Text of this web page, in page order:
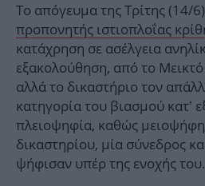
Το απόγευμα της Τρίτης (14/
προπονητής ιστιοπλοΐας
κατάχρηση σε ασέλγεια
εξακολούθηση, από το
αλλά το δικαστήριο τον
κατηγορία του βιασμού κατ’
πλειοψηφία, καθώς
δικαστηρίου, μία σύνεδρος
ψήφισαν υπέρ της ενοχής του.